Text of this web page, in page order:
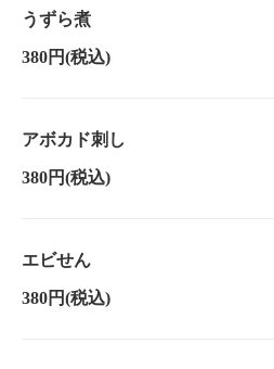
うずら煮
380円(税込)
アボカド刺し
380円(税込)
エビせん
380円(税込)